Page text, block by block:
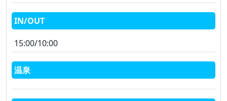
IN/OUT
15:00/10:00
温泉